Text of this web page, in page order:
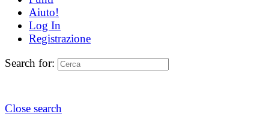
Aiuto!
Log In
Registrazione
Search for:
Close search